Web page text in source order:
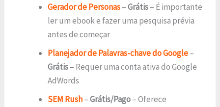
Gerador de Personas–Grátis– É importante
ler um ebook e fazer uma pesquisa prévia
antes de começar
Planejador de Palavras-chave do Google–
Grátis– Requer uma conta ativa do Google
AdWords
SEM Rush–Grátis/Pago– Oferece